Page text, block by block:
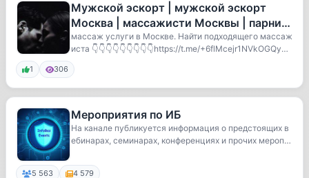
Мужской эскорт | мужской эскорт
Москва | массажисти Москвы | парни
по вызову Москвы
массаж услуги в Москве. Найти подходящего массаж
иста 👇👇👇👇👇👇👇👇👇https://t.me/+6flMcejr1NVkOGQyАд
мин...
1 306
Мероприятия по ИБ
На канале публикуется информация о предстоящих в
ебинарах, семинарах, конференциях и прочих мероп
5 563 4 579